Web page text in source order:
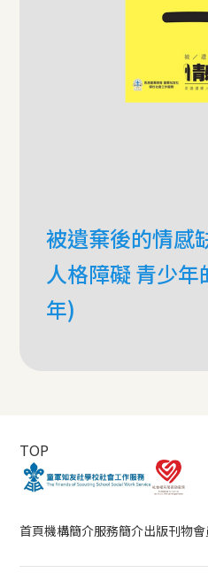
被遺棄後的情感
人格障礙 青少
年)
TOP
首頁機構簡介服務簡介出版刊物